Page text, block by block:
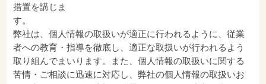
措置を講じま
弊社は、個人情報の取扱いが適正に行われるように、従業
者への教育・指導を徹底し、適正な取扱いが行われるよう
取り組んでまいります。また、個人情報の取扱いに関する
苦情・ご相談に迅速に対応し、弊社の個人情報の取扱いお